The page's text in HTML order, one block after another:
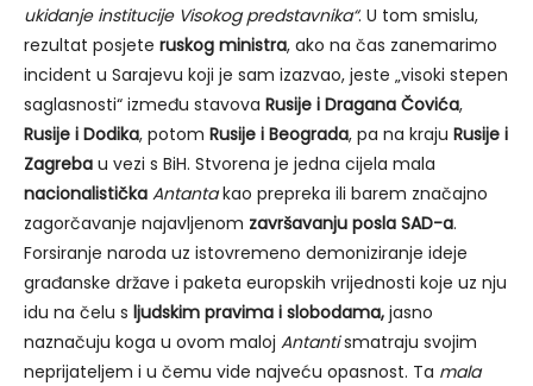
ukidanje institucije Visokog predstavnika“. U tom smislu,
rezultat posjete ruskog ministra, ako na čas zanemarimo
incident u Sarajevu koji je sam izazvao, jeste „visoki stepen
saglasnosti“ između stavova Rusije i Dragana Čovića,
Rusije i Dodika, potom Rusije i Beograda, pa na kraju Rusije i
Zagreba u vezi s BiH. Stvorena je jedna cijela mala
nacionalistička Antantakao prepreka ili barem značajno
zagorčavanje najavljenom završavanju posla SAD-a.
Forsiranje naroda uz istovremeno demoniziranje ideje
građanske države i paketa europskih vrijednosti koje uz nju
idu na čelu s ljudskim pravima i slobodama, jasno
naznačuju koga u ovom maloj Antantismatraju svojim
neprijateljem i u čemu vide najveću opasnost. Ta mala